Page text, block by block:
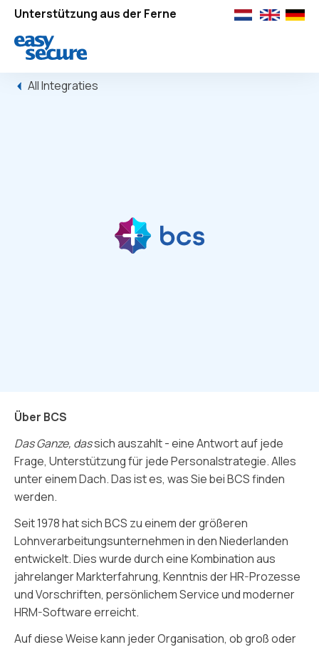
Unterstützung aus der Ferne
All Integraties
Über BCS
Das Ganze, dassich auszahlt - eine Antwort auf jede
Frage, Unterstützung für jede Personalstrategie. Alles
unter einem Dach. Das ist es, was Sie bei BCS finden
werden.
Seit 1978 hat sich BCS zu einem der größeren
Lohnverarbeitungsunternehmen in den Niederlanden
entwickelt. Dies wurde durch eine Kombination aus
jahrelanger Markterfahrung, Kenntnis der HR-Prozesse
und Vorschriften, persönlichem Service und moderner
HRM-Software erreicht.
Auf diese Weise kann jeder Organisation, ob groß oder